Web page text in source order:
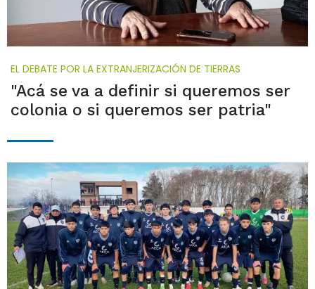
EL DEBATE POR LA EXTRANJERIZACIÓN DE TIERRAS
"Acá se va a definir si queremos ser
colonia o si queremos ser patria"